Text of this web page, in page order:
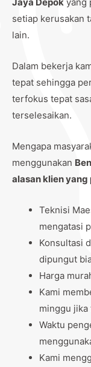
setiap kerusakan
lain.
Dalam bekerja
tepat sehingga
terfokus tepat
terselesaikan.
Mengapa
menggunakan
alasan klien
Teknisi
mengatasi
Konsultasi
dipungut
Harga
Kami
minggu jika
Waktu
Kami